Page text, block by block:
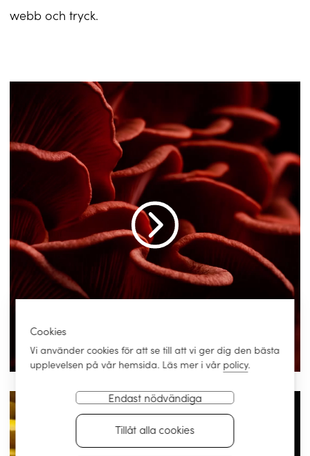
webb och tryck.
Cookies
Vi använder cookies för att se till att vi ger dig den bästa
upplevelsen på vår hemsida. Läs mer i vår policy.
Endast nödvändiga
Tillåt alla cookies